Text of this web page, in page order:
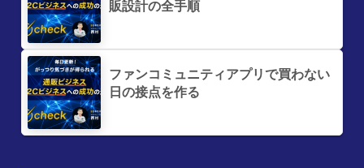
販設計の全手順
ファンコミュニティアプリで買わない
日の接点を作る